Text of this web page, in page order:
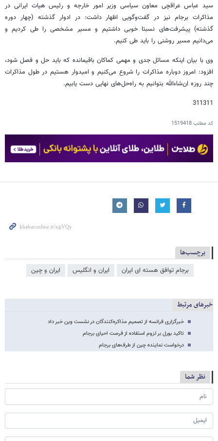
سید عباس عراقچی معاون سیاسی وزیر امور خارجه و رئیس هیات ایرانی در
مذاکرات برجام نیز در گفت‌وگویی اظهار داشت: در ادوار گذشته (چهار دوره
گذشته) پیشرفت‌های نسبتا خوبی داشتیم و مسیر مشخصی را طی کردیم و
می‌دانیم مسیر روشنی را باید طی کنیم.
وی با بیان اینکه مسائل جدی و مهمی کماکان باقیمانده که باید حل و فصل شود،
افزود: امروز دوباره مذاکرات را شروع می‌کنیم و امیدوار هستیم در طول مذاکرات
چند روزه ان‌شاءالله بتوانیم به راه‌حل‌های نهایی دست یابیم.
311311
کد مطلب1519418
برچسب‌ها
برجام توافق هسته ای ایران ایران و انگلیس ایران و چین
خبرهای مرتبط
خبرگزاری فرانسه از تصمیم مذاکره‌کنندگان در نشست وین خبر داد
تاکید بورل بر لزوم استفاده از فرصت احیای برجام
درخواست نماینده چین از طرف‌های برجام
نظر شما